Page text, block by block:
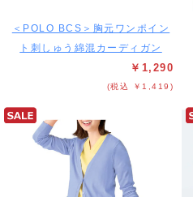
＜POLO BCS＞胸元ワンポイン
ト刺しゅう綿混カーディガン
￥1,290
(税込 ￥1,419)